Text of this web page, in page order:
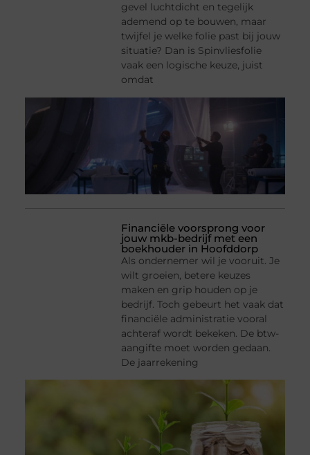
gevel luchtdicht en tegelijk
ademend op te bouwen, maar
twijfel je welke folie past bij jouw
situatie? Dan is Spinvliesfolie
vaak een logische keuze, juist
omdat
Financiële voorsprong voor
jouw mkb-bedrijf met een
boekhouder in Hoofddorp
Als ondernemer wil je vooruit. Je
wilt groeien, betere keuzes
maken en grip houden op je
bedrijf. Toch gebeurt het vaak dat
financiële administratie vooral
achteraf wordt bekeken. De btw-
aangifte moet worden gedaan.
De jaarrekening